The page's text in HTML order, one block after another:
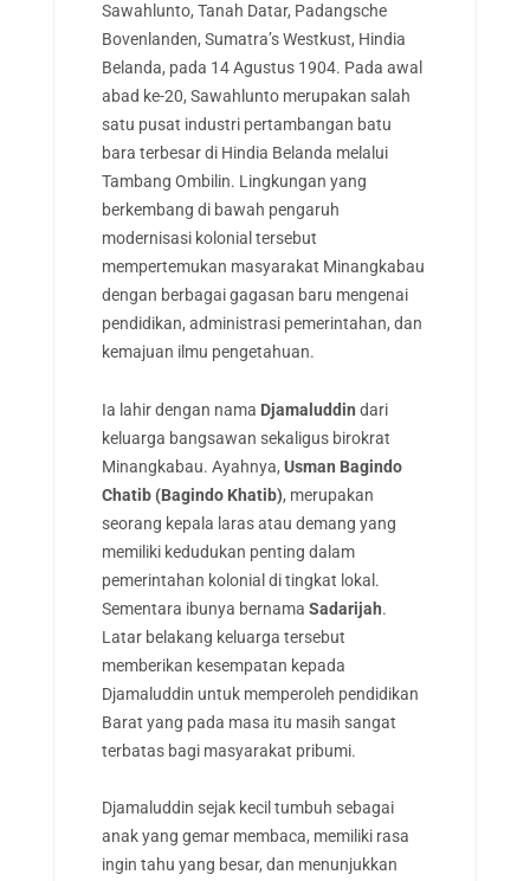
Sawahlunto, Tanah Datar, Padangsche
Bovenlanden, Sumatra’s Westkust, Hindia
Belanda, pada 14 Agustus 1904. Pada awal
abad ke-20, Sawahlunto merupakan salah
satu pusat industri pertambangan batu
bara terbesar di Hindia Belanda melalui
Tambang Ombilin. Lingkungan yang
berkembang di bawah pengaruh
modernisasi kolonial tersebut
mempertemukan masyarakat Minangkabau
dengan berbagai gagasan baru mengenai
pendidikan, administrasi pemerintahan, dan
kemajuan ilmu pengetahuan.
Ia lahir dengan nama Djamaluddin dari
keluarga bangsawan sekaligus birokrat
Minangkabau. Ayahnya, Usman Bagindo
Chatib (Bagindo Khatib), merupakan
seorang kepala laras atau demang yang
memiliki kedudukan penting dalam
pemerintahan kolonial di tingkat lokal.
Sementara ibunya bernama Sadarijah.
Latar belakang keluarga tersebut
memberikan kesempatan kepada
Djamaluddin untuk memperoleh pendidikan
Barat yang pada masa itu masih sangat
terbatas bagi masyarakat pribumi.
Djamaluddin sejak kecil tumbuh sebagai
anak yang gemar membaca, memiliki rasa
ingin tahu yang besar, dan menunjukkan